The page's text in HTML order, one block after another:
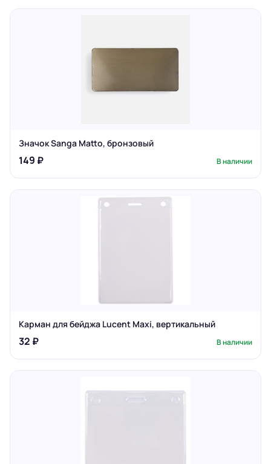
Значок Sanga Matto, бронзовый
149 ₽ В наличии
Карман для бейджа Lucent Maxi, вертикальный
32 ₽ В наличии